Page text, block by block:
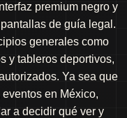
premium negro y
de guía legal.
generales como
y tableros deportivos,
Ya sea que
en México,
a decidir qué ver y